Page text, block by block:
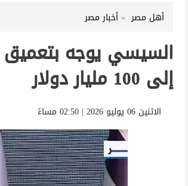
أهل مصر أخبار مصر
السيسي يوجه بتعميق
إلى 100 مليار دولار
الاثنين 06 يوليو 2026 | 02:50 مساءً